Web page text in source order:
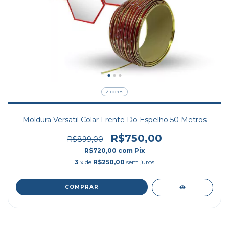
2 cores
Moldura Versatil Colar Frente Do Espelho 50 Metros
R$899,00 R$750,00
R$720,00 com Pix
3 x de R$250,00 sem juros
COMPRAR